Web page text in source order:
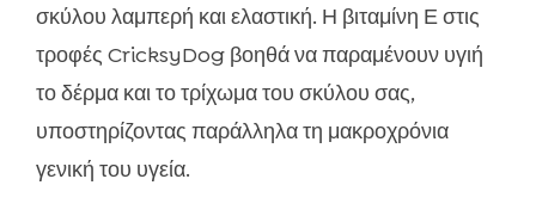
σκύλου λαμπερή και ελαστική. Η βιταμίνη Ε στις
τροφές CricksyDog βοηθά να παραμένουν υγιή
το δέρμα και το τρίχωμα του σκύλου σας,
υποστηρίζοντας παράλληλα τη μακροχρόνια
γενική του υγεία.